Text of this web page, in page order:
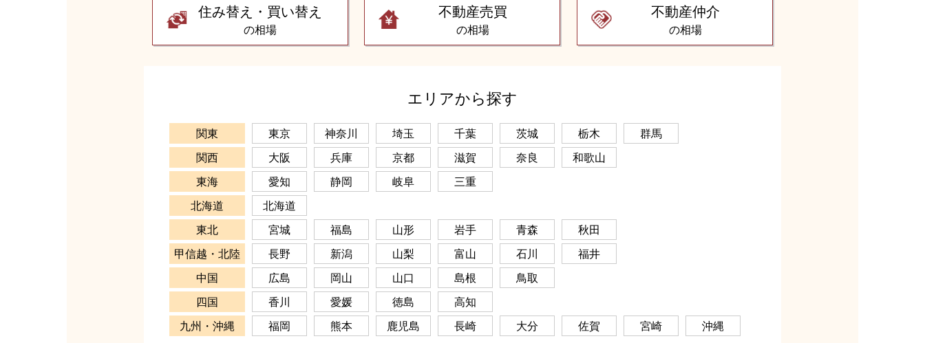
住み替え・買い替え
の相場
不動産売買
の相場
不動産仲介
の相場
エリアから探す
関東 東京 神奈川 埼玉 千葉 茨城 栃木
群馬
関西
大阪 兵庫 京都 滋賀 奈良
和歌山
東海
愛知 静岡 岐阜
三重
北海道
北海道
東北
宮城 福島 山形 岩手 青森
秋田
甲信越・北陸
長野 新潟 山梨 富山 石川
福井
中国
広島 岡山 山口 島根
鳥取
四国
香川 愛媛 徳島
高知
九州・沖縄
福岡 熊本 鹿児島 長崎 大分 佐賀 宮崎 沖縄